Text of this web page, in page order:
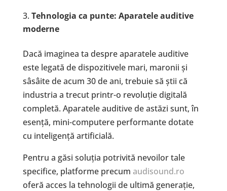
Tehnologia ca punte: Aparatele auditive
moderne
Dacă imaginea ta despre aparatele auditive
este legată de dispozitivele mari, maronii și
sâsâite de acum 30 de ani, trebuie să știi că
industria a trecut printr-o revoluție digitală
completă. Aparatele auditive de astăzi sunt, în
esență, mini-computere performante dotate
cu inteligență artificială.
Pentru a găsi soluția potrivită nevoilor tale
specifice, platforme precum audisound.ro
oferă acces la tehnologii de ultimă generație,